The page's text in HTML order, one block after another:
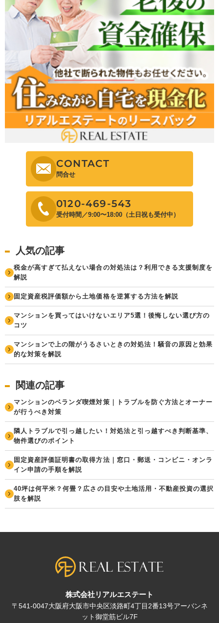
CONTACT
問合せ
0120-469-543
受付時間／9:00〜18:00（土日祝も受付中）
人気の記事
税金が高すぎて払えない場合の対処法は？利用できる支援制度を
解説
固定資産税評価額から土地価格を逆算する方法を解説
マンションを買ってはいけないエリア5選！後悔しない選び方の
コツ
マンションで上の階がうるさいときの対処法！騒音の原因と効果
的な対策を解説
関連の記事
マンションのベランダ喫煙対策｜トラブルを防ぐ方法とオーナー
が行うべき対策
隣人トラブルで引っ越したい！対処法と引っ越すべき判断基準、
物件選びのポイント
固定資産評価証明書の取得方法｜窓口・郵送・コンビニ・オンラ
イン申請の手順を解説
40坪は何平米？何畳？広さの目安や土地活用・不動産投資の選択
肢を解説
株式会社リアルエステート
〒541-0047大阪府大阪市中央区淡路町4丁目2番13号アーバンネ
ット御堂筋ビル7F